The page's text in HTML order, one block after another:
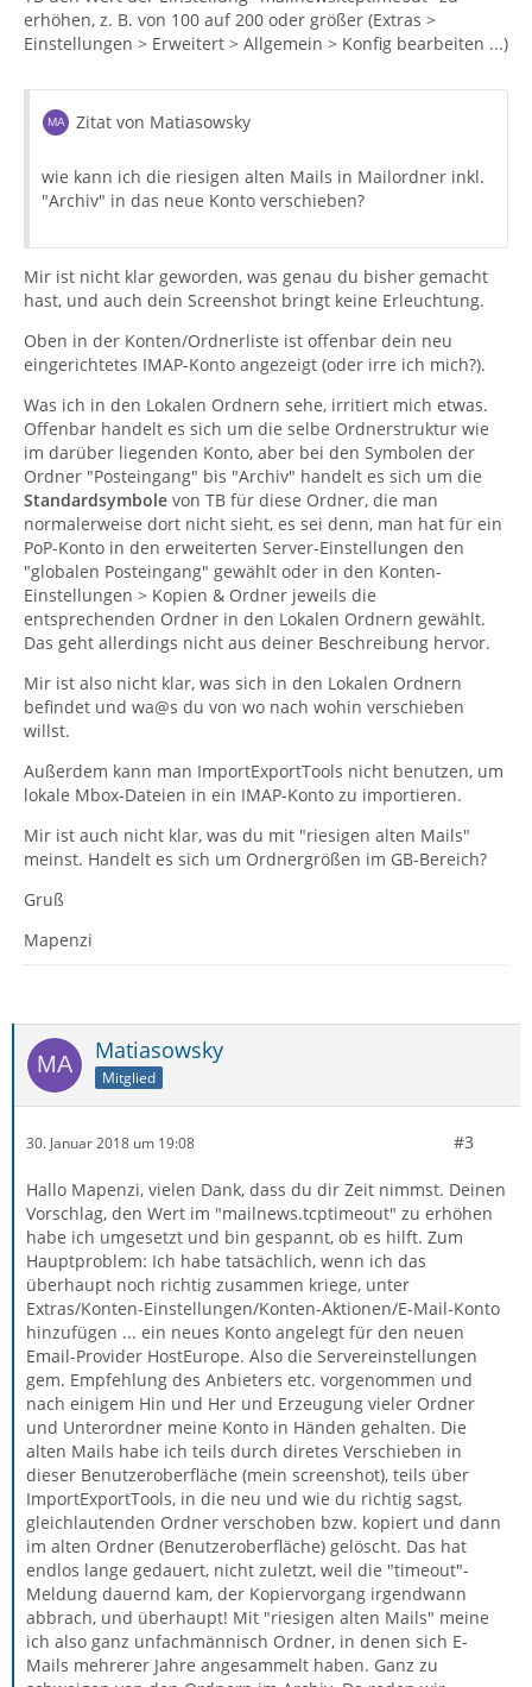
erhöhen, z. B. von 100 auf 200 oder größer (Extras >
Einstellungen > Erweitert > Allgemein > Konfig bearbeiten ...)
Zitat von Matiasowsky
wie kann ich die riesigen alten Mails in Mailordner inkl.
"Archiv" in das neue Konto verschieben?
Mir ist nicht klar geworden, was genau du bisher gemacht
hast, und auch dein Screenshot bringt keine Erleuchtung.
Oben in der Konten/Ordnerliste ist offenbar dein neu
eingerichtetes IMAP-Konto angezeigt (oder irre ich mich?).
Was ich in den Lokalen Ordnern sehe, irritiert mich etwas.
Offenbar handelt es sich um die selbe Ordnerstruktur wie
im darüber liegenden Konto, aber bei den Symbolen der
Ordner "Posteingang" bis "Archiv" handelt es sich um die
Standardsymbole von TB für diese Ordner, die man
normalerweise dort nicht sieht, es sei denn, man hat für ein
PoP-Konto in den erweiterten Server-Einstellungen den
"globalen Posteingang" gewählt oder in den Konten-
Einstellungen > Kopien & Ordner jeweils die
entsprechenden Ordner in den Lokalen Ordnern gewählt.
Das geht allerdings nicht aus deiner Beschreibung hervor.
Mir ist also nicht klar, was sich in den Lokalen Ordnern
befindet und wa@s du von wo nach wohin verschieben
willst.
Außerdem kann man ImportExportTools nicht benutzen, um
lokale Mbox-Dateien in ein IMAP-Konto zu importieren.
Mir ist auch nicht klar, was du mit "riesigen alten Mails"
meinst. Handelt es sich um Ordnergrößen im GB-Bereich?
Gruß
Mapenzi
Matiasowsky
Mitglied
30. Januar 2018 um 19:08 #3
Hallo Mapenzi, vielen Dank, dass du dir Zeit nimmst. Deinen
Vorschlag, den Wert im "mailnews.tcptimeout" zu erhöhen
habe ich umgesetzt und bin gespannt, ob es hilft. Zum
Hauptproblem: Ich habe tatsächlich, wenn ich das
überhaupt noch richtig zusammen kriege, unter
Extras/Konten-Einstellungen/Konten-Aktionen/E-Mail-Konto
hinzufügen ... ein neues Konto angelegt für den neuen
Email-Provider HostEurope. Also die Servereinstellungen
gem. Empfehlung des Anbieters etc. vorgenommen und
nach einigem Hin und Her und Erzeugung vieler Ordner
und Unterordner meine Konto in Händen gehalten. Die
alten Mails habe ich teils durch diretes Verschieben in
dieser Benutzeroberfläche (mein screenshot), teils über
ImportExportTools, in die neu und wie du richtig sagst,
gleichlautenden Ordner verschoben bzw. kopiert und dann
im alten Ordner (Benutzeroberfläche) gelöscht. Das hat
endlos lange gedauert, nicht zuletzt, weil die "timeout"-
Meldung dauernd kam, der Kopiervorgang irgendwann
abbrach, und überhaupt! Mit "riesigen alten Mails" meine
ich also ganz unfachmännisch Ordner, in denen sich E-
Mails mehrerer Jahre angesammelt haben. Ganz zu